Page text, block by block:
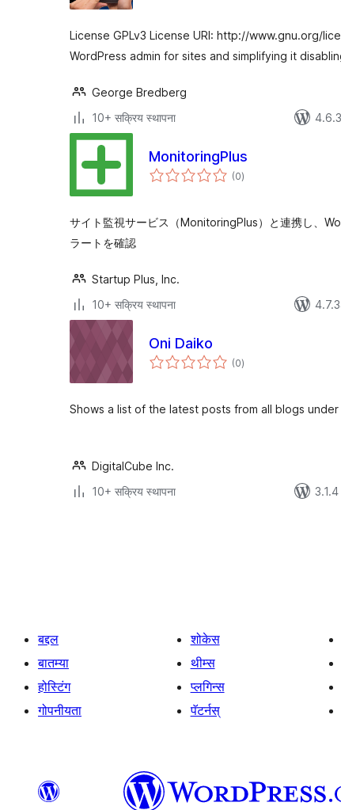
License GPLv3 License URI: http://www.gnu.org/
WordPress admin for sites and simplifying it
George Bredberg
10+ सक्रिय स्थापना
MonitoringPlus
(0एकूण
मूल्यांकन
)
サイト監視サービス（MonitoringPlus）と連携し、
ラートを確認
Startup Plus, Inc.
10+ सक्रिय स्थापना
Oni Daiko
(0एकूण
मूल्यांकन
)
Shows a list of the latest posts from all blogs
DigitalCube Inc.
10+ सक्रिय स्थापना
3.1.4
बद्दल
बातम्या
होस्टिंग
गोपनीयता
शोकेस
थीम्स
प्लगिन्स
पॅटर्नस्